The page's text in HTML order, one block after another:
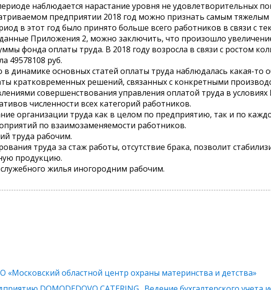
наблюдается нарастание уровня не удовлетворительных
предприятии 2018 год можно признать самым тяжелым
в этот год было принято больше всего работников в связи с
Приложения 2, можно заключить, что произошло
фонда оплаты труда. В 2018 году возросла в связи с ростом
49578108 руб.
в динамике основных статей оплаты труда наблюдалась какая-то
кратковременных решений, связанных с конкретными
совершенствования управления оплатой труда в
численности всех категорий работников.
организации труда как в целом по предприятию, так и по
по взаимозаменяемости работников.
труда рабочим.
труда за стаж работы, отсутствие брака, позволит
продукцию.
жилья иногородним рабочим.
«Московский областной центр охраны материнства и детства»